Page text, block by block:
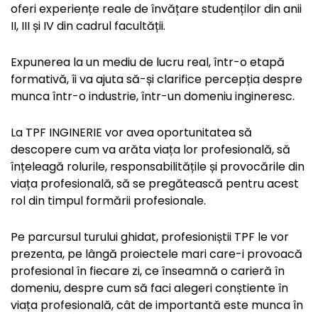
oferi experiențe reale de învățare studenților din anii
II, III și IV din cadrul facultății.
Expunerea la un mediu de lucru real, într-o etapă
formativă, îi va ajuta să-și clarifice percepția despre
munca într-o industrie, într-un domeniu ingineresc.
La TPF INGINERIE vor avea oportunitatea să
descopere cum va arăta viața lor profesională, să
înțeleagă rolurile, responsabilitățile și provocările din
viața profesională, să se pregătească pentru acest
rol din timpul formării profesionale.
Pe parcursul turului ghidat, profesioniștii TPF le vor
prezenta, pe lângă proiectele mari care-i provoacă
profesional în fiecare zi, ce înseamnă o carieră în
domeniu, despre cum să faci alegeri conștiente în
viața profesională, cât de importantă este munca în